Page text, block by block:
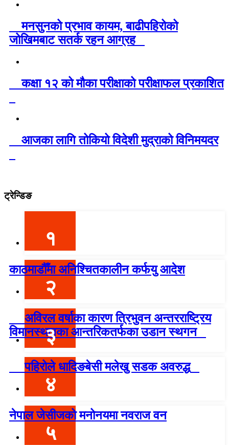
मनसुनको प्रभाव कायम, बाढीपहिरोको
जोखिमबाट सतर्क रहन आग्रह
कक्षा १२ को मौका परीक्षाको परीक्षाफल प्रकाशित
आजका लागि तोकियो विदेशी मुद्राको विनिमयदर
ट्रेन्डिङ
१
काठमाडौँमा अनिश्चितकालीन कर्फयु आदेश
२
अविरल वर्षाका कारण त्रिभुवन अन्तरराष्ट्रिय
विमानस्थलका आन्तरिकतर्फका उडान स्थगन
३
पहिरोले धादिङबेसी मलेखु सडक अवरुद्ध
४
नेपाल जेसीजको मनोनयमा नवराज वन
५